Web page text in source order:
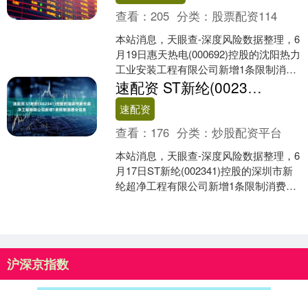
查看：205 分类： 股票配资114
本站消息，天眼查-深度风险数据整理，6
月19日惠天热电(000692)控股的沈阳热力
工业安装工程有限公司新增1条限制消费
令信息。限制消费令信息如下： 案号：
(2....
速配资 ST新纶(002341)控股的深圳市新纶超净工程有限公司新增1条限制消费令信息
速配资
查看： 176 分类：炒股配资平台
本站消息，天眼查-深度风险数据整理，6
月17日ST新纶(002341)控股的深圳市新
纶超净工程有限公司新增1条限制消费令
沪深京指数